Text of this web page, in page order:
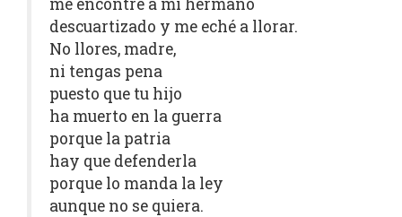
descuartizado y me eché a llorar.
No llores, madre,
ni tengas pena
puesto que tu hijo
ha muerto en la guerra
porque la patria
hay que defenderla
porque lo manda la ley
aunque no se quiera.